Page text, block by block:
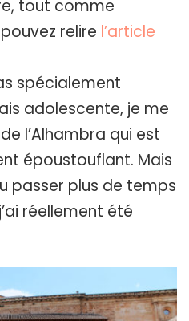
tout comme
relire l’article
spécialement
adolescente, je me
l’Alhambra qui est
époustouflant. Mais
passer plus de temps
réellement été